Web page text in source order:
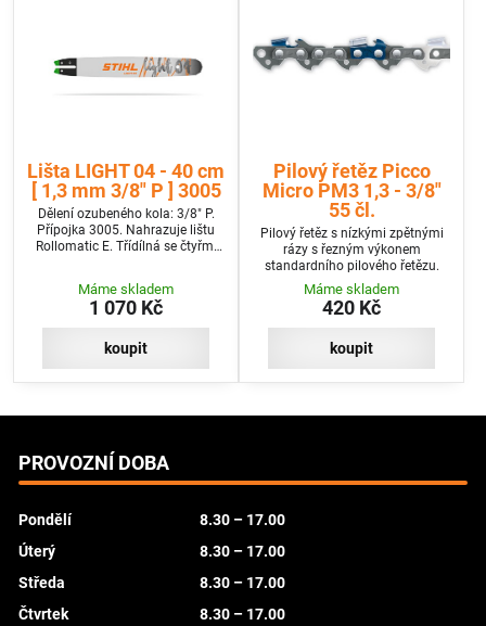
Lišta LIGHT 04 - 40 cm
[ 1,3 mm 3/8" P ] 3005
Dělení ozubeného kola: 3/8" P.
Přípojka 3005. Nahrazuje lištu
Rollomatic E. Třídílná se čtyřmi
Máme skladem
1 070 Kč
koupit
Pilový řetěz Picco
Micro PM3 1,3 - 3/8"
55 čl.
Pilový řetěz s nízkými zpětnými
rázy s řezným výkonem
standardního pilového řetězu.
Máme skladem
420 Kč
koupit
PROVOZNÍ DOBA
Pondělí
8.30 – 17.00
Úterý
8.30 – 17.00
Středa
8.30 – 17.00
Čtvrtek
8.30 – 17.00